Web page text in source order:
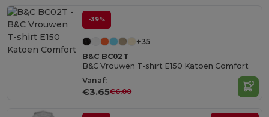
-39%
+35
B&C BC02T
B&C Vrouwen T-shirt E150 Katoen Comfort
Vanaf:
€3.65€6.00